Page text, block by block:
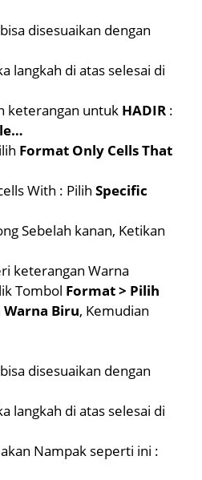
disesuaikan dengan
langkah di atas selesai di
keterangan untuk HADIR :
Format Only Cells That
With : Pilih Specific
Sebelah kanan, Ketikan
keterangan Warna
Tombol Format > Pilih
Warna Biru, Kemudian
disesuaikan dengan
langkah di atas selesai di
Nampak seperti ini :